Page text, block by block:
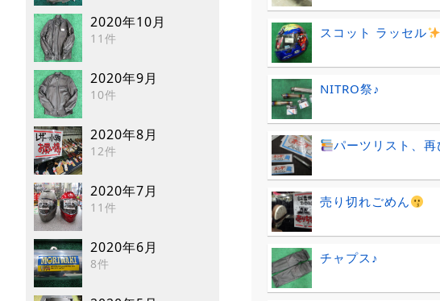
2020年10月
11件
2020年9月
10件
2020年8月
12件
2020年7月
11件
2020年6月
8件
スコット ラッセル
NITRO祭♪
パーツリスト、再
売り切れごめん
チャプス♪